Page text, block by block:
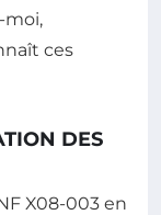
moi,
ces
DES
X08-003 en